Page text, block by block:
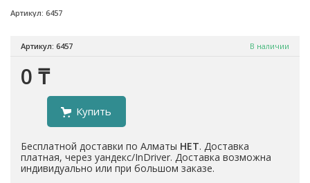
Артикул: 6457
Артикул: 6457 В наличии
0 ₸
Купить
Бесплатной доставки по Алматы НЕТ. Доставка
платная, через уандекс/InDriver. Доставка возможна
индивидуально или при большом заказе.